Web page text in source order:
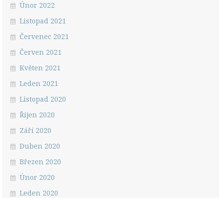
Únor 2022
Listopad 2021
Červenec 2021
Červen 2021
Květen 2021
Leden 2021
Listopad 2020
Říjen 2020
Září 2020
Duben 2020
Březen 2020
Únor 2020
Leden 2020